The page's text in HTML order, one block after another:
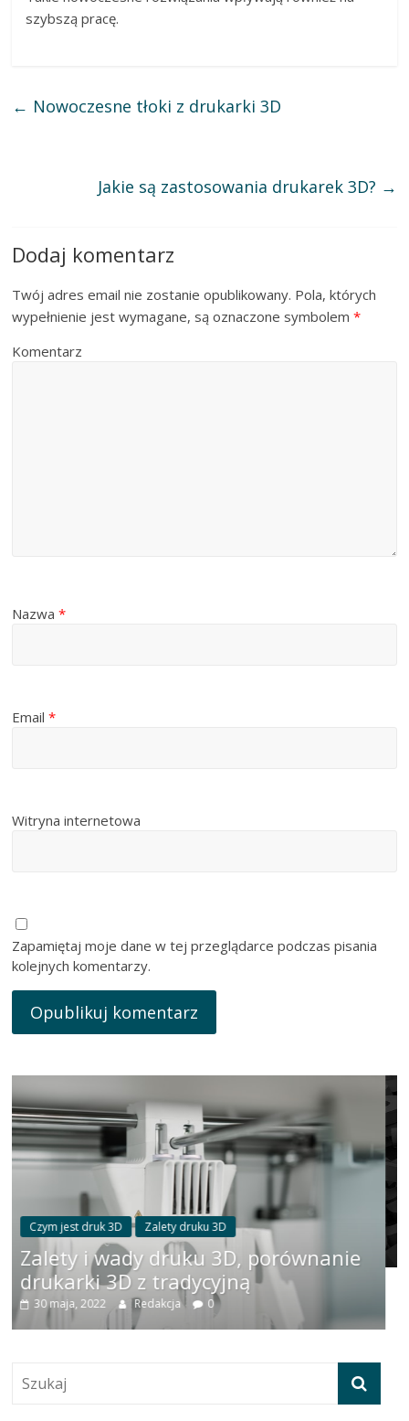
szybszą pracę.
← Nowoczesne tłoki z drukarki 3D
Jakie są zastosowania drukarek 3D? →
Dodaj komentarz
Twój adres email nie zostanie opublikowany. Pola, których
wypełnienie jest wymagane, są oznaczone symbolem*
Komentarz
Nazwa*
Email*
Witryna internetowa
Zapamiętaj moje dane w tej przeglądarce podczas pisania
kolejnych komentarzy.
Czym jest druk 3D Druk 3D - nowa technologia
Drukowanie
o nim wiedzieć?
10 stycznia, 2022